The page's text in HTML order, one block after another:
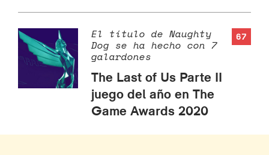
67
El título de Naughty
Dog se ha hecho con 7
galardones
The Last of Us Parte II
juego del año en The
Game Awards 2020